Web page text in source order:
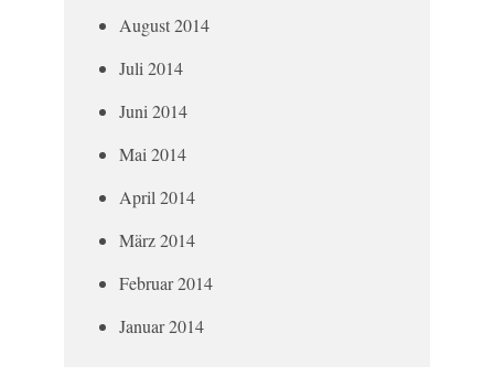
August 2014
Juli 2014
Juni 2014
Mai 2014
April 2014
März 2014
Februar 2014
Januar 2014